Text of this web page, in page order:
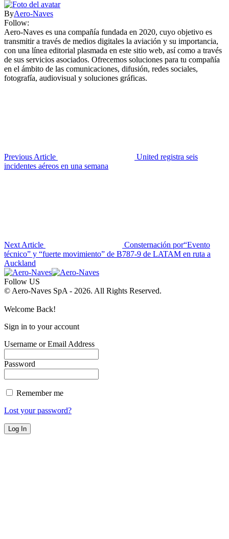
ByAero-Naves
Follow:
Aero-Naves es una compañía fundada en 2020, cuyo objetivo es
transmitir a través de medios digitales la aviación y su importancia,
con una línea editorial plasmada en este sitio web, así como a través
de sus servicios asociados. Ofrecemos soluciones para tu compañía
en el ámbito de las comunicaciones, difusión, redes sociales,
fotografía, audiovisual y soluciones gráficas.
Previous Article
United registra seis
incidentes aéreos en una semana
Next Article
Consternación por“Evento
técnico” y “fuerte movimiento” de B787-9 de LATAM en ruta a
Auckland
Follow US
© Aero-Naves SpA - 2026. All Rights Reserved.
Welcome Back!
Sign in to your account
Username or Email Address
Password
Remember me
Lost your password?